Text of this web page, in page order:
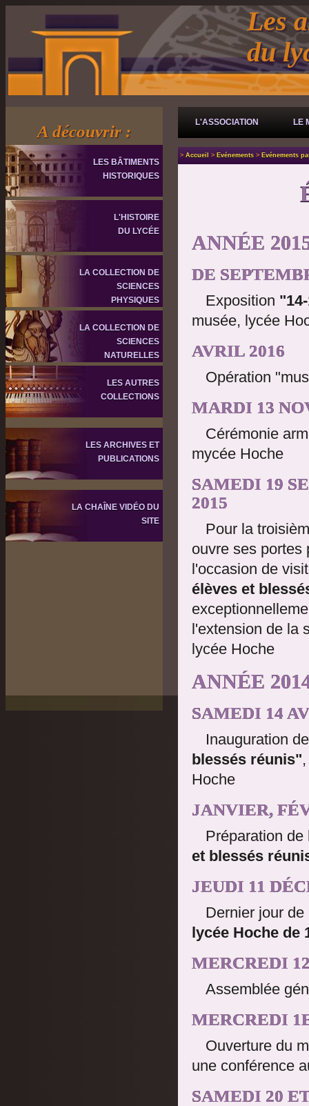
Les
du
A découvrir :
LES BÂTIMENTS
HISTORIQUES
L'HISTOIRE
DU LYCÉE
LA COLLECTION DE
SCIENCES
PHYSIQUES
LA COLLECTION DE
SCIENCES
NATURELLES
LES AUTRES
COLLECTIONS
LES ARCHIVES ET
PUBLICATIONS
LA CHAÎNE VIDÉO DU
SITE
L'ASSOCIATION LE
> Accueil > Evénements > Evénements
ANNÉE
DE
Exposition
musée, lycée
AVRIL 2016
Opération
MARDI 13
Cérémonie
mycée Hoche
SAMEDI 19
2015
Pour la
ouvre ses portes
l'occasion de
élèves et
l'extension de la
lycée Hoche
ANNÉE
SAMEDI 14
Inauguration
blessés réunis"
Hoche
JANVIER,
Préparation
et blessés
JEUDI 11
Dernier jour
lycée Hoche de
MERCREDI
Assemblée
MERCREDI
Ouverture du
une conférence
SAMEDI 20